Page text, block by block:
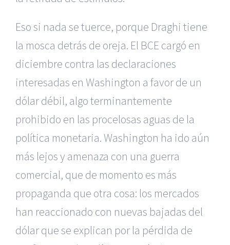
Eso si nada se tuerce, porque Draghi tiene
la mosca detrás de oreja. El BCE cargó en
diciembre contra las declaraciones
interesadas en Washington a favor de un
dólar débil, algo terminantemente
prohibido en las procelosas aguas de la
política monetaria. Washington ha ido aún
más lejos y amenaza con una guerra
comercial, que de momento es más
propaganda que otra cosa: los mercados
han reaccionado con nuevas bajadas del
dólar que se explican por la pérdida de